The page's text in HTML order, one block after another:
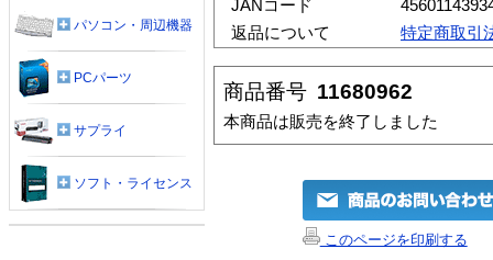
JANコード
返品について
特定商取引
商品番号 11680962
本商品は販売を終了しました
このページを印刷する
パソコン・周辺機器
PCパーツ
サプライ
ソフト・ライセンス